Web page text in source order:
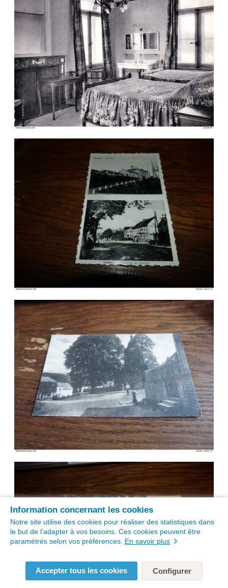
Information concernant les cookies
Notre site utilise des cookies pour réaliser des statistiques dans
le but de l’adapter à vos besoins. Ces cookies peuvent être
paramétrés selon vos préférences. En savoir plus
Accepter tous les cookies Configurer